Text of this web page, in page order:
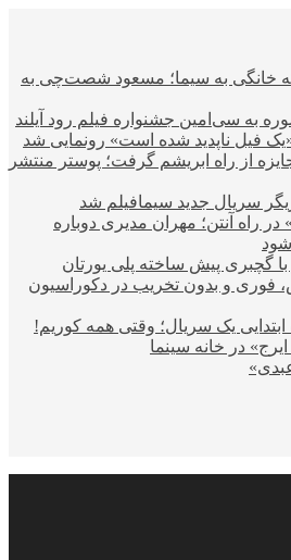
خانگی به سیما؛ مسعود شصت‌چی به
فیل ناپدید شده است» رونمایی شد
کوتاه «مینا» ۲ جایزه از راه ابریشم گرفت؛ پوستر منتشر
سریال جدید سیمافیلم شد
راه آنتن؛ مهران مدیری دوباره
با گچبری پیش ساخته پلی یورتان
فوری و بدون تخریب در دکوراسیون
یک سریال؛ وقتی همه کوریم!
در خانه سینما